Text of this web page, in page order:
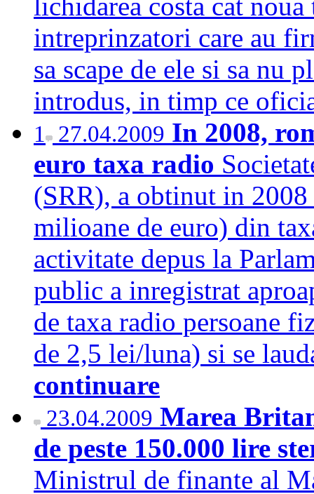
intreprinzatori care au
sa scape de ele si sa nu
introdus, in timp ce
1 27.04.2009 In 2008,
euro taxa radio
(SRR), a obtinut in
milioane de euro) din
activitate depus la
public a inregistrat
de taxa radio persoane
de 2,5 lei/luna) si se
continuare
23.04.2009 Marea
de peste 150.000 lire
Ministrul de finante al